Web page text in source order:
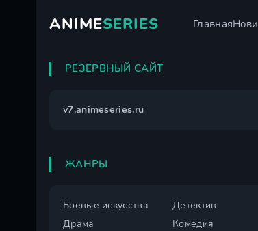
ANIMESERIES Главная
РЕЗЕРВНЫЙ САЙТ
v7.animeseries.ru
ЖАНРЫ
Боевые искусства
Детектив
Драма
Комедия